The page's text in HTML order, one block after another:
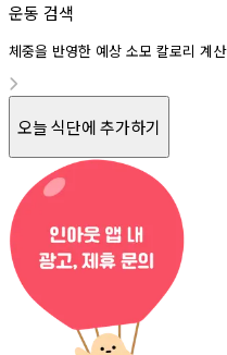
운동 검색
체중을 반영한 예상 소모 칼로리 계산
오늘 식단에 추가하기